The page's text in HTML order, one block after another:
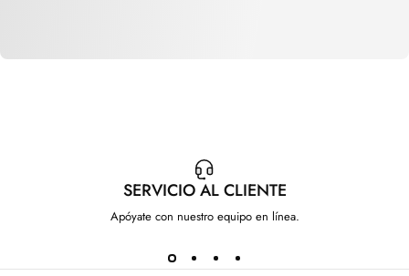
SERVICIO AL CLIENTE
Apóyate con nuestro equipo en línea.